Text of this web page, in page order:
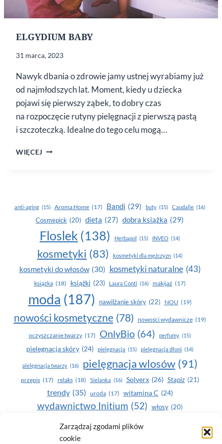
Zarządzaj zgodami plików
cookie
ELGYDIUM BABY
31 marca, 2023
Nawyk dbania o zdrowie jamy ustnej wyrabiamy już
od najmłodszych lat. Moment, kiedy u dziecka
pojawi się pierwszy ząbek, to dobry czas
na rozpoczęcie rutyny pielęgnacji z pierwszą pastą
i szczoteczką. Idealne do tego celu mogą…
WIĘCEJ ELGYDIUM
anti-aging (15) Aroma Home (17) Bandi (29) buty (15) Caudalie (16)
Cosmepick (20) dieta (27) dobra książka (29)
Floslek (138) Herbapol (15) INVEO (14)
kosmetyki (83) kosmetyki dla mężczyzn (14)
kosmetyki do włosów (30) kosmetyki naturalne (43)
książka (18) książki (23) Laura Conti (16) makijaż (17)
moda (187) nawilżanie skóry (22) NOU (19)
nowości kosmetyczne (78) nowości wydawnicze (19)
oczyszczanie twarzy (17) OnlyBio (64) perfumy (15)
pielegnacja skóry (24) pielęgnacja (15) pielęgnacja dłoni (14)
pielęgnacja twarzy (16) pielęgnacja wlosów (91)
przepis (17) relaks (18) Sielanka (16) Solverx (26) Stapiz (21)
trendy (35) uroda (17) witamina C (24)
wydawnictwo Initium (52) włosy (20)
Yasumi(164) zdrowe zęby